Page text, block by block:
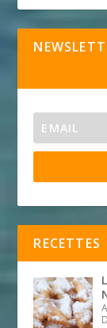
RECETTES